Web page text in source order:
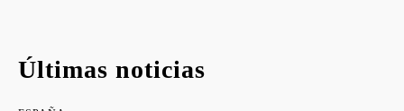
Últimas noticias